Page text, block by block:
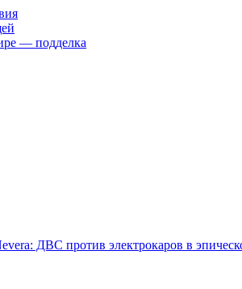
— подделка
ДВС против электрокаров в